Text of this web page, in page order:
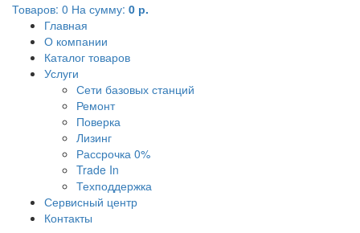
Товаров: 0 На сумму: 0 р.
Главная
О компании
Каталог товаров
Услуги
Сети базовых станций
Ремонт
Поверка
Лизинг
Рассрочка 0%
Trade In
Техподдержка
Сервисный центр
Контакты